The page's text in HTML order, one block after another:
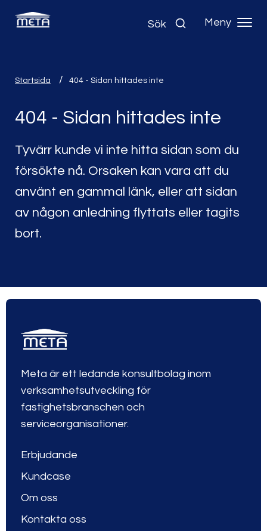
Sök Meny
Startsida 404 - Sidan hittades inte
404 - Sidan hittades inte
Tyvärr kunde vi inte hitta sidan som du
försökte nå. Orsaken kan vara att du
använt en gammal länk, eller att sidan
av någon anledning flyttats eller tagits
bort.
Meta är ett ledande konsultbolag inom
verksamhetsutveckling för
fastighetsbranschen och
serviceorganisationer.
Erbjudande
Kundcase
Om oss
Kontakta oss